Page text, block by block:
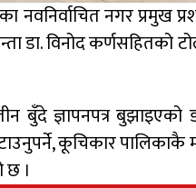
नगर प्रमुख
डा. विनोद कर्णसहितको
बुँदे ज्ञापनपत्र
कूचिकार पालिकाकै
।